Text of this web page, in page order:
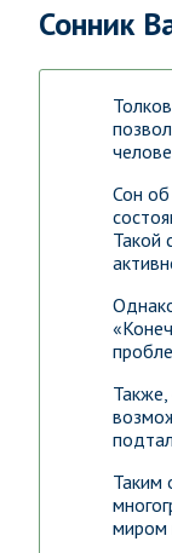
Сонник
Сон
Такой
Таким
миром